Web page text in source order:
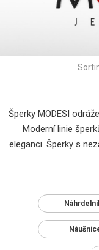
Šperky MODESI
Moderní linie
eleganci. Šperky s